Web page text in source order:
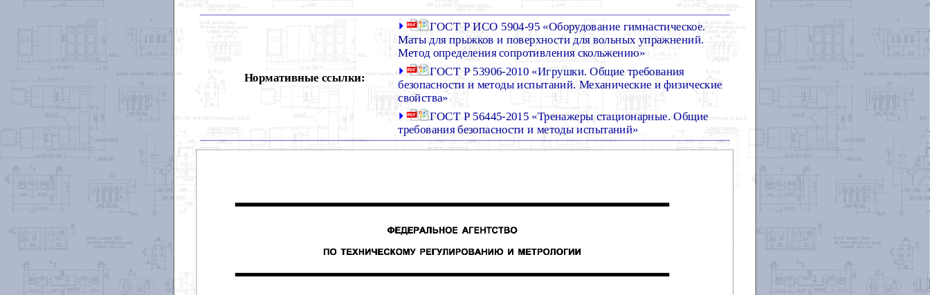
Нормативные ссылки:
ГОСТ Р ИСО 5904-95 «Оборудование гимнастическое.
Маты для прыжков и поверхности для вольных упражнений.
Метод определения сопротивления скольжению»
ГОСТ Р 53906-2010 «Игрушки. Общие требования
безопасности и методы испытаний. Механические и физические
свойства»
ГОСТ Р 56445-2015 «Тренажеры стационарные. Общие
требования безопасности и методы испытаний»